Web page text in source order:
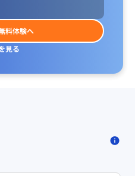
料体験へ
見る